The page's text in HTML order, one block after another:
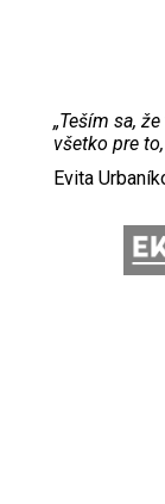
„Teším sa,
všetko pre
Evita